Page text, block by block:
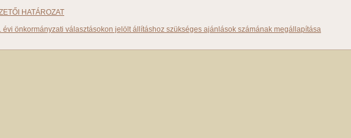
HATÁROZAT
évi önkormányzati választásokon jelölt állításhoz szükséges ajánlások számának megállapítása